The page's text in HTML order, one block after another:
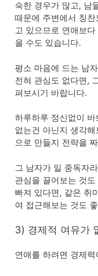
숙한 경우가 많고, 남
때문에 주변에서 칭
고 있으므로 연애보
을 수도 있습니다.
평소 마음에 드는 남
전혀 관심도 없다면,
펴보시기 바랍니다.
하루하루 정신없이
없는건 아닌지 생각
으로 만들지 전략을
그 남자가 일 중독자
관심을 끌어보는 것
빠져 있다면, 같은 취
여 접근해보는 것도
3) 경제적 여유가
연애를 하려면 경제